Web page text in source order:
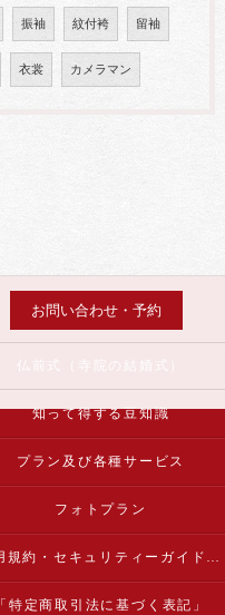
振袖 紋付袴 留袖
衣裳 カメラマン
お問い合わせ・予約
知って得する豆知識
プラン及び各種サービス
フォトプラン
利用規約・セキュリティーガイドライン
「特定商取引法に基づく表記」